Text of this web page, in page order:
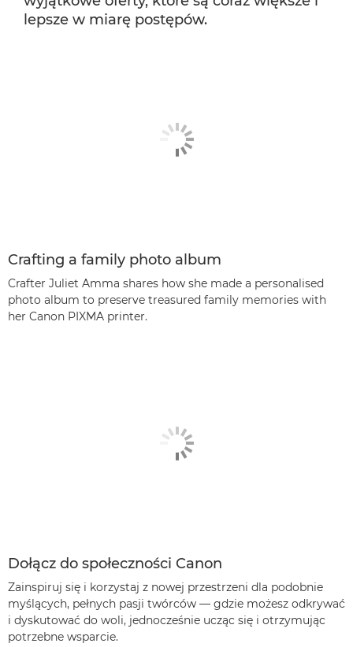
lepsze w miarę postępów.
Crafting a family photo album
Crafter Juliet Amma shares how she made a personalised
photo album to preserve treasured family memories with
her Canon PIXMA printer.
Dołącz do społeczności Canon
Zainspiruj się i korzystaj z nowej przestrzeni dla podobnie
myślących, pełnych pasji twórców — gdzie możesz odkrywać
i dyskutować do woli, jednocześnie ucząc się i otrzymując
potrzebne wsparcie.